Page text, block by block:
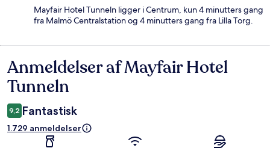
Mayfair Hotel Tunneln ligger i Centrum, kun 4 minutters gang
fra Malmö Centralstation og 4 minutters gang fra Lilla Torg.
Anmeldelser
Anmeldelser af Mayfair Hotel
Tunneln
9,2 Fantastisk
1.729 anmeldelser